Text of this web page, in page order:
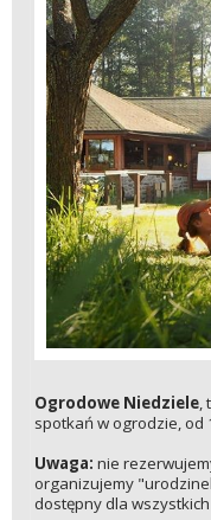
Ogrodowe Niedziele,
spotkań w ogrodzie, od
Uwaga: nie
organizujemy
dostępny dla